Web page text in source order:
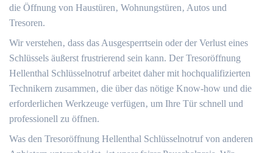
die Öffnung von Haustüren‚ Wohnungstüren‚ Autos und
Tresoren.
Wir verstehen‚ dass das Ausgesperrtsein oder der Verlust eines
Schlüssels äußerst frustrierend sein kann. Der Tresoröffnung
Hellenthal Schlüsselnotruf arbeitet daher mit hochqualifizierten
Technikern zusammen‚ die über das nötige Know-how und die
erforderlichen Werkzeuge verfügen‚ um Ihre Tür schnell und
professionell zu öffnen.
Was den Tresoröffnung Hellenthal Schlüsselnotruf von anderen